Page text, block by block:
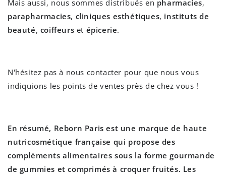
Mais aussi, nous sommes distribués en pharmacies,
parapharmacies, cliniques esthétiques, instituts de
beauté, coiffeurs et épicerie.
N'hésitez pas à nous contacter pour que nous vous
indiquions les points de ventes près de chez vous !
En résumé, Reborn Paris est une marque de haute
nutricosmétique française qui propose des
compléments alimentaires sous la forme gourmande
de gummies et comprimés à croquer fruités. Les